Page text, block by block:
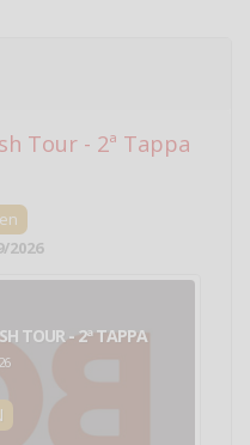
Tour - 2ª Tappa
2026
TOUR - 2ª TAPPA